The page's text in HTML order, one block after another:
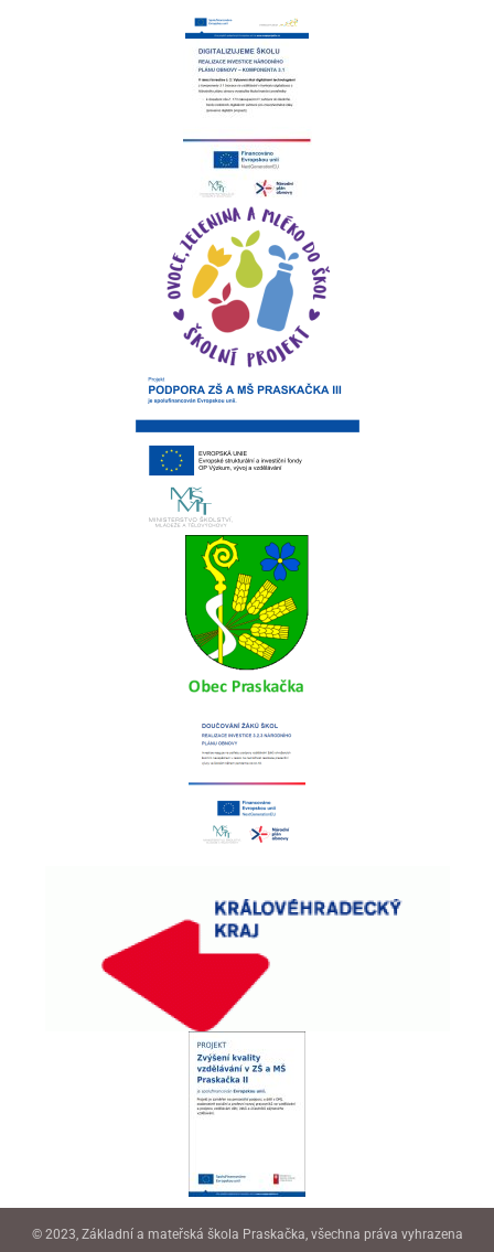
© 2023, Základní a mateřská škola Praskačka, všechna práva vyhrazena